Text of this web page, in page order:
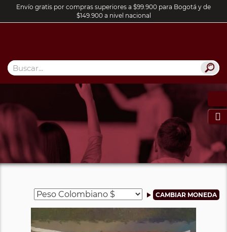
Envío gratis por compras superiores a $99.900 para Bogotá y de
$149.900 a nivel nacional
